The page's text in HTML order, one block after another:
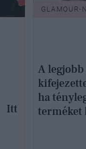
GLAMOUR-
A
ha
terméket